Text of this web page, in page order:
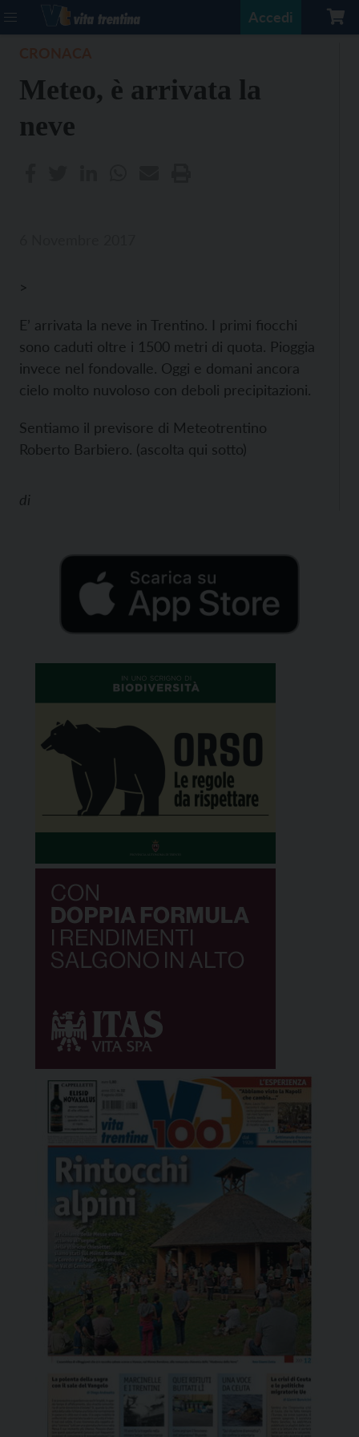
Accedi
Meteo, è arrivata la
neve
>
E’ arrivata la neve in Trentino. I primi fiocchi
sono caduti oltre i 1500 metri di quota. Pioggia
invece nel fondovalle. Oggi e domani ancora
cielo molto nuvoloso con deboli precipitazioni.
Sentiamo il previsore di Meteotrentino
Roberto Barbiero. (ascolta qui sotto)
di